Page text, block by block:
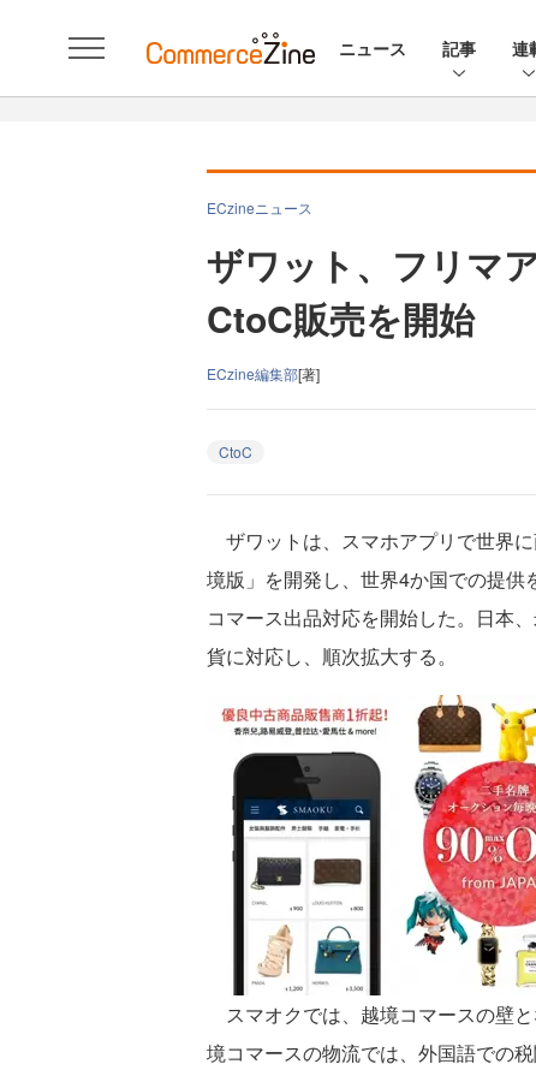
ニュース 記事 連
ECzineニュース
ザワット、フリマ
CtoC販売を開始
ECzine編集部[著]
CtoC
ザワットは、スマホアプリで世界
境版」を開発し、世界4か国での提
コマース出品対応を開始した。日本
貨に対応し、順次拡大する。
スマオクでは、越境コマースの壁
境コマースの物流では、外国語での